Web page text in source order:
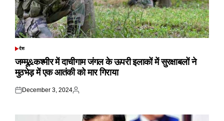
POSTED
देश
जम्मू&कश्मीर में दाचीगाम जंगल के ऊपरी इलाकों में सुरक्षाबलों ने
मुठभेड़ में एक आतंकी को मार गिराया
Posted
December 3, 2024
Posted